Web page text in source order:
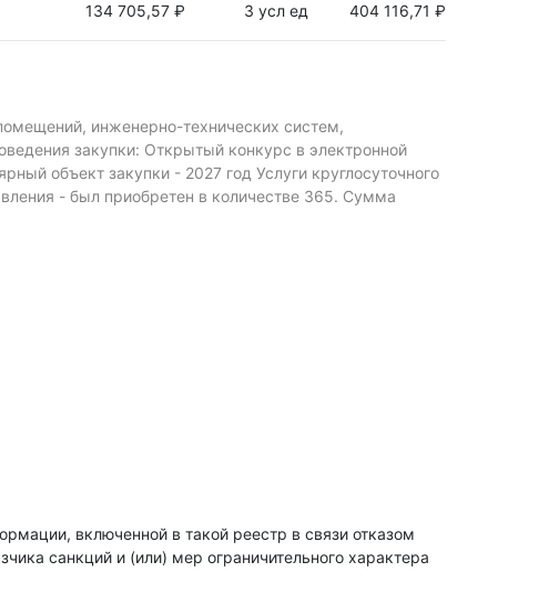
134 705,57 ₽ 3 усл ед 404 116,71 ₽
инженерно-технических систем,
закупки: Открытый конкурс в электронной
объект закупки - 2027 год Услуги круглосуточного
- был приобретен в количестве 365. Сумма
включенной в такой реестр в связи отказом
санкций и (или) мер ограничительного характера